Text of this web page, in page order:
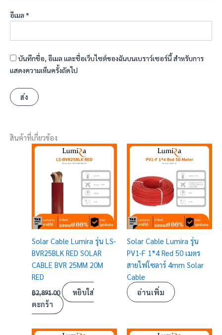
อีเมล *
บันทึกชื่อ, อีเมล และชื่อเว็บไซต์ของฉันบนเบราว์เซอร์นี้ สำหรับการ
แสดงความเห็นครั้งถัดไป
สินค้าที่เกี่ยวข้อง
Solar Cable Lumira รุ่น LS-
BVR25BLK RED SOLAR
CABLE BVR 25MM 20M
RED
฿2,891.00
หยิบใส่
ตะกร้า
Solar Cable Lumira รุ่น
PV1-F 1*4 Red 50 เมตร
สายไฟโซลาร์ 4mm Solar
Cable
อ่านเพิ่ม